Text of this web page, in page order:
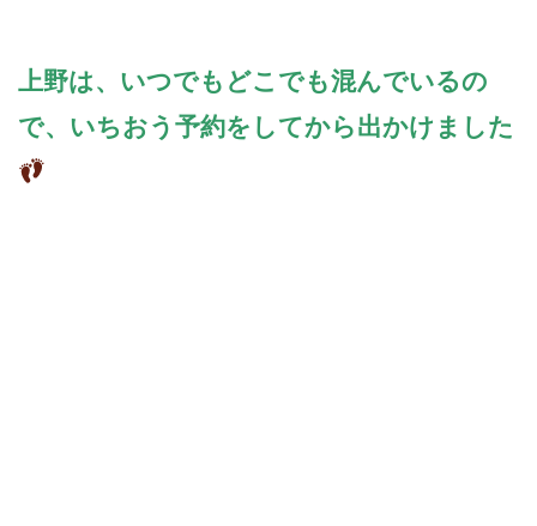
上野は、いつでもどこでも混んでいるの
で、いちおう予約をしてから出かけました